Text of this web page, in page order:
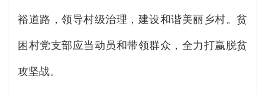
裕道路，领导村级治理，建设和谐美丽乡村。贫
困村党支部应当动员和带领群众，全力打赢脱贫
攻坚战。